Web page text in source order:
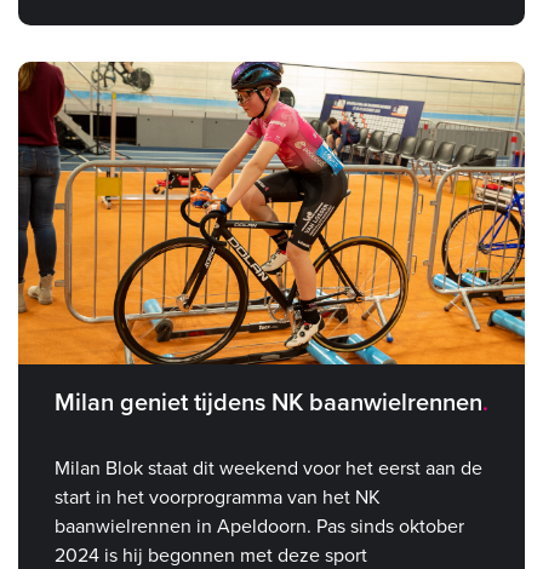
Milan geniet tijdens NK baanwielrennen
Milan Blok staat dit weekend voor het eerst aan de
start in het voorprogramma van het NK
baanwielrennen in Apeldoorn. Pas sinds oktober
2024 is hij begonnen met deze sport